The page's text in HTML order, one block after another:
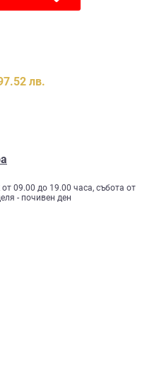
лв.
09.00 до 19.00 часа, събота от
- почивен ден